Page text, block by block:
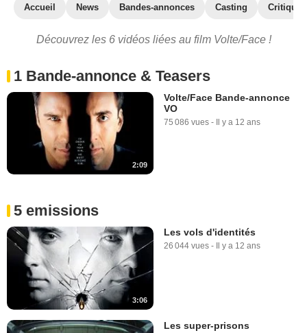
Accueil News Bandes-annonces Casting
Découvrez les 6 vidéos liées au film Volte/Face !
1 Bande-annonce & Teasers
2:09
Volte/Face Bande-annonce
VO
75 086 vues - Il y a 12 ans
5 emissions
3:06
Les vols d'identités
26 044 vues - Il y a 12 ans
Les super-prisons